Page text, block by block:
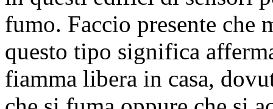
fumo. Faccio presente che
questo tipo significa
fiamma libera in casa,